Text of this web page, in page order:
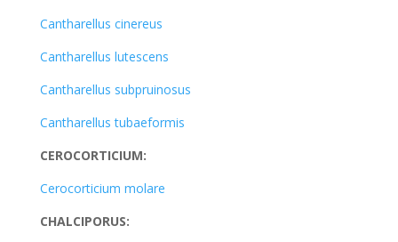
Cantharellus cinereus
Cantharellus lutescens
Cantharellus subpruinosus
Cantharellus tubaeformis
CEROCORTICIUM:
Cerocorticium molare
CHALCIPORUS: